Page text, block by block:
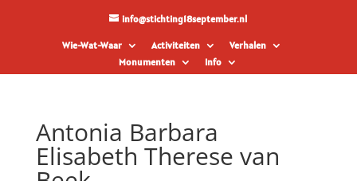
info@stichting18september.nl
Wie-Wat-Waar Activiteiten
Verhalen
Monumenten
Info
Antonia Barbara
Elisabeth Therese van